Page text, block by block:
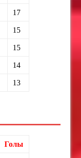
17
15
15
14
13
Голы